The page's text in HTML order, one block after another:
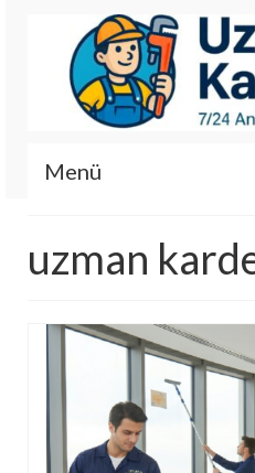
Menü
Hizmetlerimiz
Hakkımızda
Fotoğraf Galerisi
uzman